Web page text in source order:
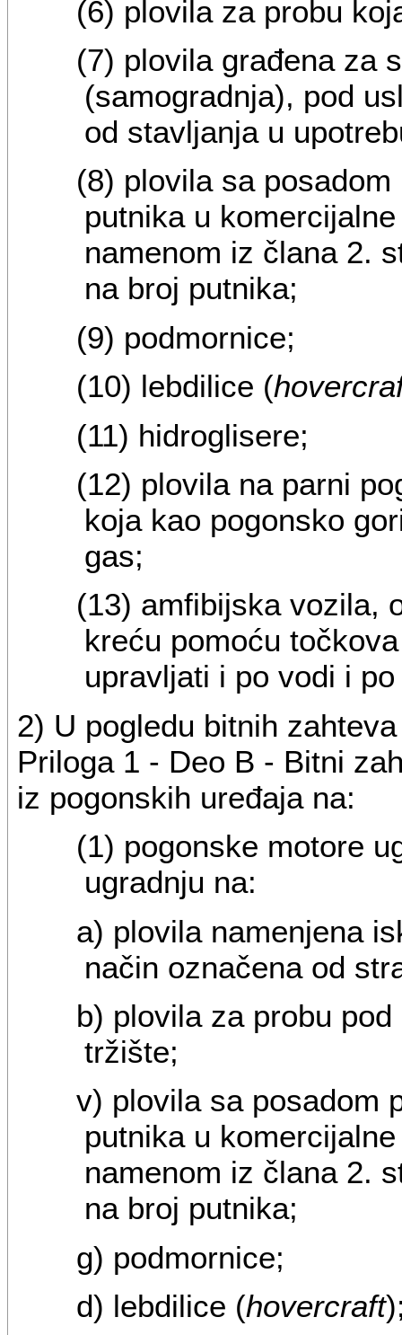
(6) plovila za probu
(7) plovila građena za
(samogradnja), pod
od stavljanja u
(8) plovila sa
putnika u
namenom iz člana 2.
na broj putnika;
(9) podmornice;
(10) lebdilice (
(11) hidroglisere;
(12) plovila na parni
koja kao pogonsko
gas;
(13) amfibijska vozila,
kreću pomoću
upravljati i po vodi i
2) U pogledu bitnih
Priloga 1 - Deo B - Bitni
iz pogonskih uređaja na:
(1) pogonske motore
ugradnju na:
a) plovila namenjena
način označena od
b) plovila za probu
tržište;
v) plovila sa posadom
putnika u
namenom iz člana 2.
na broj putnika;
g) podmornice;
d) lebdilice (hovercraft